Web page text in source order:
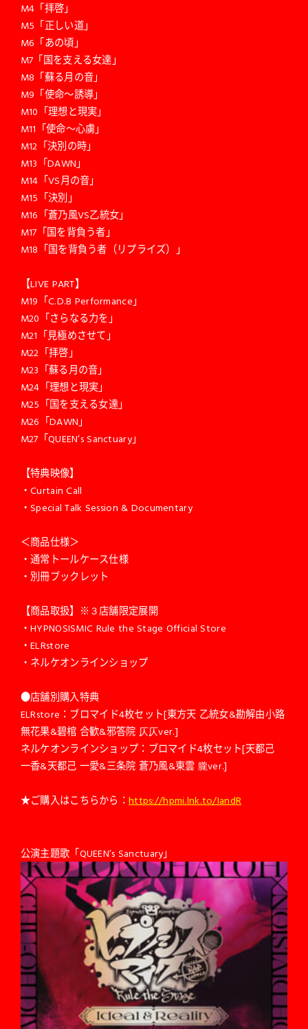
M4「拝啓」
M5「正しい道」
M6「あの頃」
M7「国を支える女達」
M8「蘇る月の音」
M9「使命〜誘導」
M10「理想と現実」
M11「使命〜心虜」
M12「決別の時」
M13「DAWN」
M14「VS月の音」
M15「決別」
M16「蒼乃風VS乙統女」
M17「国を背負う者」
M18「国を背負う者（リプライズ）」
【LIVE PART】
M19「C.D.B Performance」
M20「さらなる力を」
M21「見極めさせて」
M22「拝啓」
M23「蘇る月の音」
M24「理想と現実」
M25「国を支える女達」
M26「DAWN」
M27「QUEEN’s Sanctuary」
【特典映像】
・Curtain Call
・Special Talk Session & Documentary
＜商品仕様＞
・通常トールケース仕様
・別冊ブックレット
【商品取扱】※３店舗限定展開
・HYPNOSISMIC Rule the Stage Official Store
・ELRstore
・ネルケオンラインショップ
●店舗別購入特典
ELRstore：ブロマイド4枚セット[東方天 乙統女&勘解由小路
無花果&碧棺 合歓&邪答院 仄仄ver.]
ネルケオンラインショップ：ブロマイド4枚セット[天都己
一香&天都己 一愛&三条院 蒼乃風&東雲 朧ver.]
★ご購入はこちらから：https://hpmi.lnk.to/IandR
公演主題歌「QUEEN’s Sanctuary」